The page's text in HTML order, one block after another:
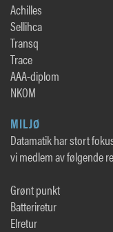
Achilles
Sellihca
Transq
Trace
AAA-diplom
NKOM
MILJØ
Datamatik har stort
vi medlem av følgende
Grønt punkt
Batteriretur
Elretur